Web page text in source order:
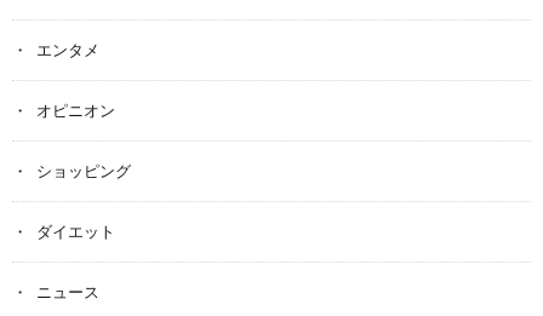
エンタメ
オピニオン
ショッピング
ダイエット
ニュース